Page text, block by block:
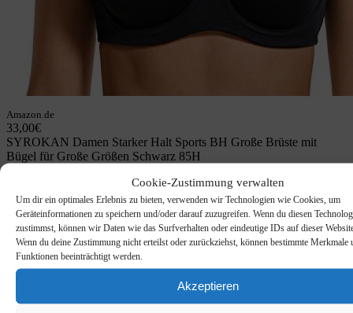
Cookie-Zustimmung verwalten
Um dir ein optimales Erlebnis zu bieten, verwenden wir Technologien wie Cookies, um
Geräteinformationen zu speichern und/oder darauf zuzugreifen. Wenn du diesen
zustimmst, können wir Daten wie das Surfverhalten oder eindeutige IDs auf dieser
Wenn du deine Zustimmung nicht erteilst oder zurückziehst, können bestimmte Merkmale
Funktionen beeinträchtigt werden.
Akzeptieren
Amazon.de
33,00€
SYROKAN Damen Starker Halt Sports BH Große Brüste mit
Bügel für Große Größen Schwarz 85H